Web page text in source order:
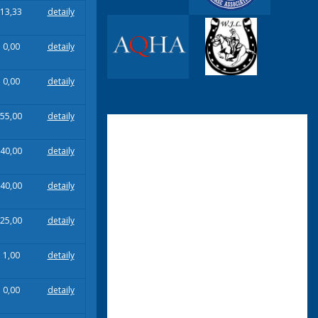
13,33 detaily
0,00 detaily
0,00 detaily
55,00 detaily
40,00 detaily
40,00 detaily
25,00 detaily
1,00 detaily
0,00 detaily